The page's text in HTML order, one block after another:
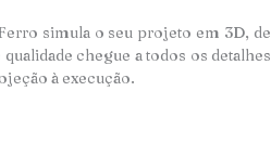
simula o seu projeto em 3D, de
chegue a todos os detalhes
à execução.